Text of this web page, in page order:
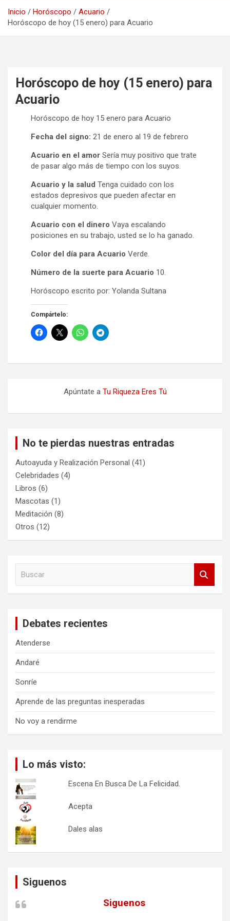
Inicio Horóscopo
Acuario
Horóscopo de hoy (15 enero) para Acuario
Horóscopo de hoy (15 enero) para
Acuario
Horóscopo de hoy 15 enero para Acuario
Fecha del signo: 21 de enero al 19 de febrero
Acuario en el amor Sería muy positivo que trate
de pasar algo más de tiempo con los suyos.
Acuario y la salud Tenga cuidado con los
estados depresivos que pueden afectar en
cualquier momento.
Acuario con el dinero Vaya escalando
posiciones en su trabajo, usted se lo ha ganado.
Color del día para Acuario Verde.
Número de la suerte para Acuario 10.
Horóscopo escrito por: Yolanda Sultana
Compártelo:
Apúntate a Tu Riqueza Eres Tú
No te pierdas nuestras entradas
Autoayuda y Realización Personal (41)
Celebridades (4)
Libros (6)
Mascotas (1)
Meditación (8)
Otros (12)
Debates recientes
Atenderse
Andaré
Sonríe
Aprende de las preguntas inesperadas
No voy a rendirme
Lo más visto:
Escena En Busca De La Felicidad.
Acepta
Dales alas
Siguenos
Siguenos